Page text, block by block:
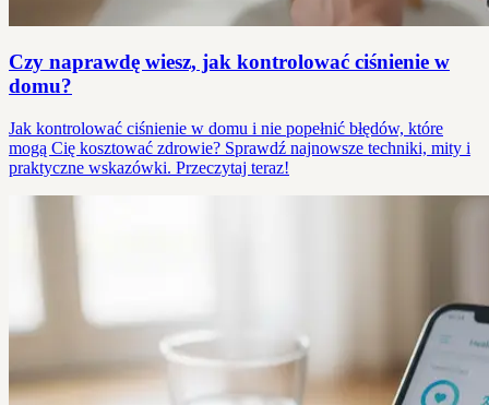
Czy naprawdę wiesz, jak kontrolować ciśnienie w
domu?
Jak kontrolować ciśnienie w domu i nie popełnić błędów, które
mogą Cię kosztować zdrowie? Sprawdź najnowsze techniki, mity i
praktyczne wskazówki. Przeczytaj teraz!